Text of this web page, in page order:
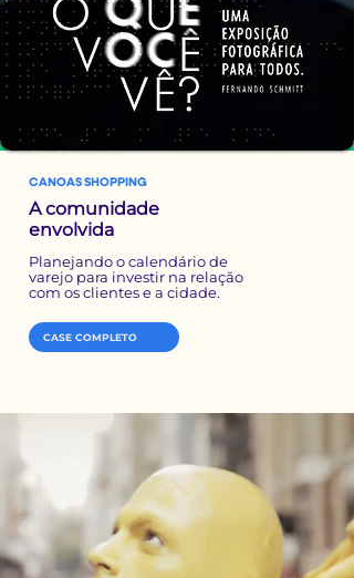
CANOAS SHOPPING
A comunidade
envolvida
Planejando o calendário de
varejo para investir na relação
com os clientes e a cidade.
CASE COMPLETO